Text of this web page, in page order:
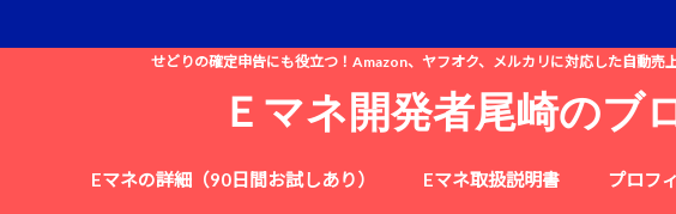
せどりの確定申告にも役立つ！Amazon、ヤフオク、メルカリに対応した自動売
Ｅマネ開発者尾崎のブ
Eマネの詳細（90日間お試しあり） Eマネ取扱説明書 プロフ